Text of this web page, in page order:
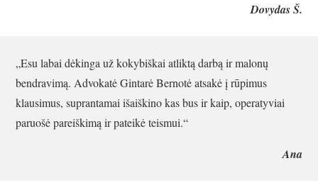
Dovydas Š.
„Esu labai dėkinga už kokybiškai atliktą darbą ir malonų
bendravimą. Advokatė Gintarė Bernotė atsakė į rūpimus
klausimus, suprantamai išaiškino kas bus ir kaip, operatyviai
paruošė pareiškimą ir pateikė teismui.“
Ana